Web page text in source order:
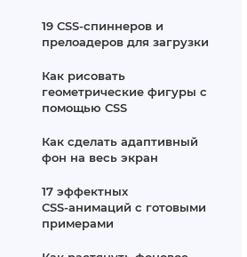
19 CSS‑спиннеров и
прелоадеров для загрузки
Как рисовать
геометрические фигуры с
помощью CSS
Как сделать адаптивный
фон на весь экран
17 эффектных
CSS‑анимаций с готовыми
примерами